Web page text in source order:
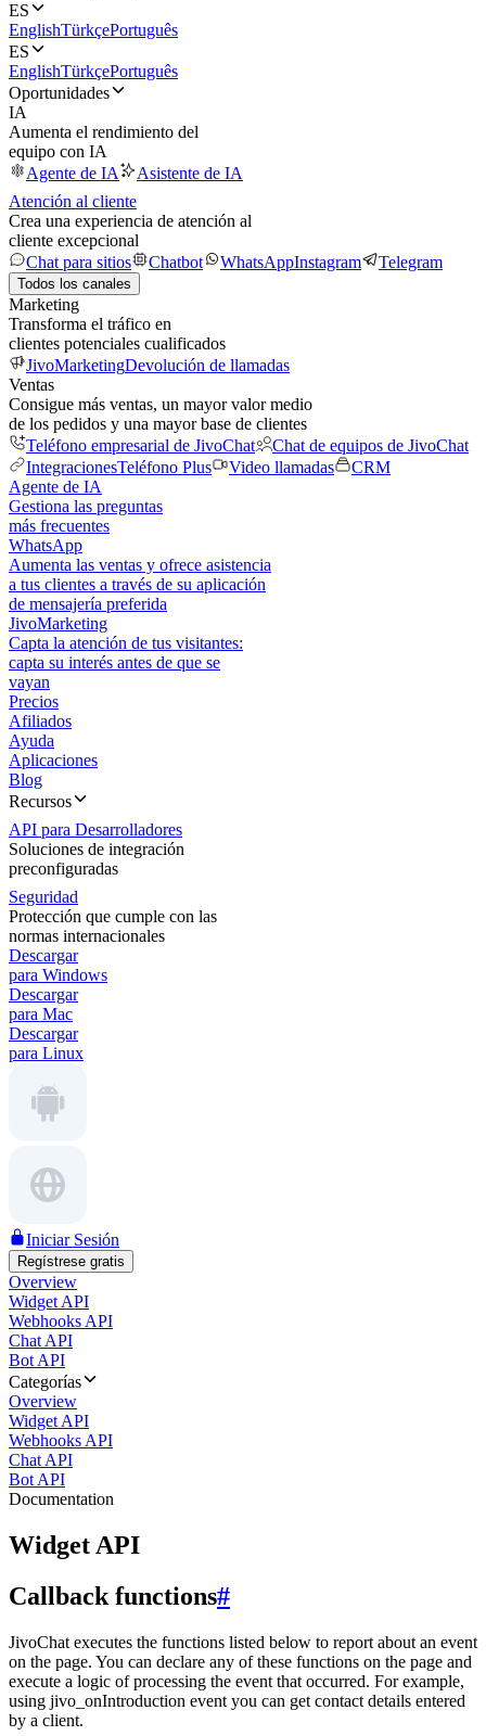
ES
EnglishTürkçePortuguês
ES
EnglishTürkçePortuguês
Oportunidades
IA
Aumenta el rendimiento del
equipo con IA
Agente de IA
Asistente de IA
Atención al cliente
Crea una experiencia de atención al
cliente excepcional
Chat para sitios
Chatbot WhatsAppInstagram Telegram
Todos los canales
Marketing
Transforma el tráfico en
clientes potenciales cualificados
JivoMarketingDevolución de llamadas
Ventas
Consigue más ventas, un mayor valor medio
de los pedidos y una mayor base de clientes
Teléfono empresarial de JivoChat
Chat de equipos de JivoChat
IntegracionesTeléfono Plus Video llamadas
CRM
Agente de IA
Gestiona las preguntas
más frecuentes
WhatsApp
Aumenta las ventas y ofrece asistencia
a tus clientes a través de su aplicación
de mensajería preferida
JivoMarketing
Capta la atención de tus visitantes:
capta su interés antes de que se
vayan
Precios
Afiliados
Ayuda
Aplicaciones
Blog
Recursos
API para Desarrolladores
Soluciones de integración
preconfiguradas
Seguridad
Protección que cumple con las
normas internacionales
Descargar
para Windows
Descargar
para Mac
Descargar
para Linux
Iniciar Sesión
Regístrese gratis
Overview
Widget API
Webhooks API
Chat API
Bot API
Categorías
Overview
Widget API
Webhooks API
Chat API
Bot API
Documentation
Widget API
Callback functions#
JivoChat executes the functions listed below to report about an event
on the page. You can declare any of these functions on the page and
execute a logic of processing the event that occurred. For example,
using jivo_onIntroduction event you can get contact details entered
by a client.